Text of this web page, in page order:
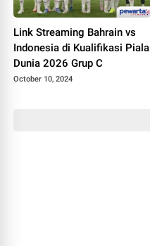
Link Streaming Bahrain vs
Indonesia di Kualifikasi Piala
Dunia 2026 Grup C
October 10, 2024